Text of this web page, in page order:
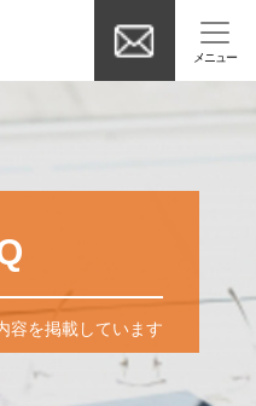
容を掲載しています